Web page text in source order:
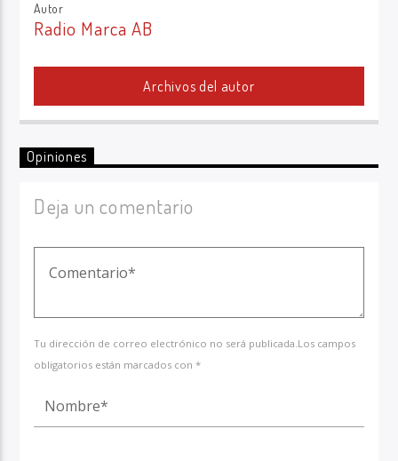
Autor
Radio Marca AB
Archivos del autor
Opiniones
Deja un comentario
Tu dirección de correo electrónico no será publicada.Los campos
obligatorios están marcados con *